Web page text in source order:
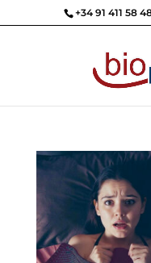
+34 91 411 58